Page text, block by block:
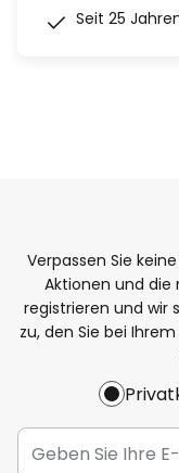
Seit 25
Verpassen Sie
Aktionen und die
registrieren und wir
zu, den Sie bei